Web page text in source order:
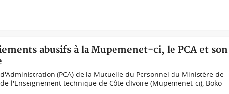
abusifs à la Mupemenet-ci, le PCA et son
(PCA) de la Mutuelle du Personnel du Ministère de
l'Enseignement technique de Côte dIvoire (Mupemenet-ci), Boko